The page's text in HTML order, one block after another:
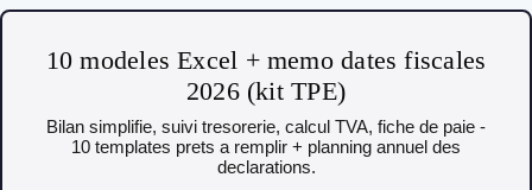
10 modeles Excel + memo dates fiscales
2026 (kit TPE)
Bilan simplifie, suivi tresorerie, calcul TVA, fiche de paie -
10 templates prets a remplir + planning annuel des
declarations.